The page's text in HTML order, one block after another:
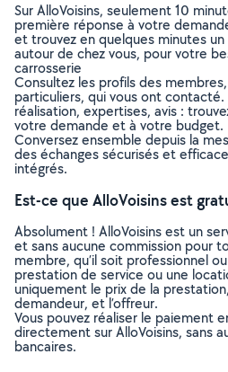
Sur AlloVoisins, seulement 10
première réponse à votre
et trouvez en quelques minutes
autour de chez vous, pour votre
carrosserie
Consultez les profils des
particuliers, qui vous ont
réalisation, expertises, avis :
votre demande et à votre budget.
Conversez ensemble depuis la
des échanges sécurisés et
intégrés.
Est-ce que AlloVoisins est
Absolument ! AlloVoisins est un
et sans aucune commission pour
membre, qu’il soit professionnel
prestation de service ou une
uniquement le prix de la
demandeur, et l’offreur.
Vous pouvez réaliser le paiement
directement sur AlloVoisins, sans
bancaires.